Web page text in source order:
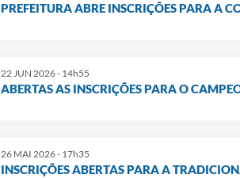
PREFEITURA ABRE INSCRIÇÕES PARA A
22 JUN 2026 - 14h55
ABERTAS AS INSCRIÇÕES PARA O
26 MAI 2026 - 17h35
INSCRIÇÕES ABERTAS PARA A